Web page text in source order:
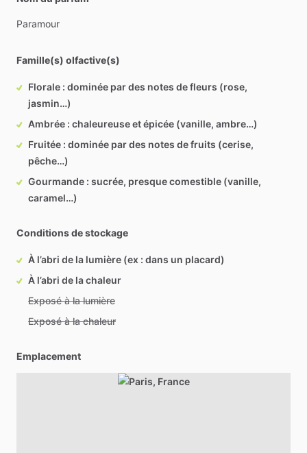
Paramour
Famille(s) olfactive(s)
Florale : dominée par des notes de fleurs (rose,
jasmin…)
Ambrée : chaleureuse et épicée (vanille, ambre…)
Fruitée : dominée par des notes de fruits (cerise,
pêche…)
Gourmande : sucrée, presque comestible (vanille,
caramel…)
Conditions de stockage
À l’abri de la lumière (ex : dans un placard)
À l’abri de la chaleur
Exposé à la lumière
Exposé à la chaleur
Emplacement